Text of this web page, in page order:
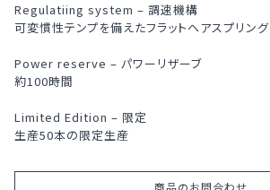
Regulatiing system – 調速機構
可変慣性テンプを備えたフラットヘアスプリング
Power reserve – パワーリザーブ
約100時間
Limited Edition – 限定
生産50本の限定生産
商品のお問合わせ